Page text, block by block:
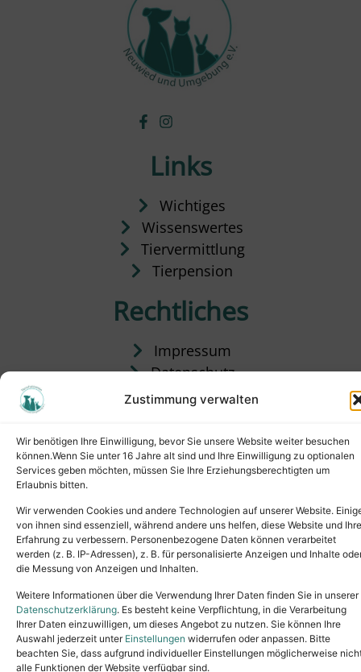
Zustimmung verwalten
Wir benötigen Ihre Einwilligung, bevor Sie unsere Website weiter besuchen
können.Wenn Sie unter 16 Jahre alt sind und Ihre Einwilligung zu optionalen
Services geben möchten, müssen Sie Ihre Erziehungsberechtigten um
Erlaubnis bitten.
Wir verwenden Cookies und andere Technologien auf unserer Website.
von ihnen sind essenziell, während andere uns helfen, diese Website und Ihre
Erfahrung zu verbessern. Personenbezogene Daten können verarbeitet
werden (z. B. IP-Adressen), z. B. für personalisierte Anzeigen und Inhalte
die Messung von Anzeigen und Inhalten.
Weitere Informationen über die Verwendung Ihrer Daten finden Sie in unserer
Datenschutzerklärung. Es besteht keine Verpflichtung, in die Verarbeitung
Ihrer Daten einzuwilligen, um dieses Angebot zu nutzen. Sie können Ihre
Auswahl jederzeit unter Einstellungen widerrufen oder anpassen. Bitte
beachten Sie, dass aufgrund individueller Einstellungen möglicherweise
alle Funktionen der Website verfügbar sind.
Links
Wichtiges
Wissenswertes
Tiervermittlung
Tierpension
Rechtliches
Impressum
Datenschutz
Satzung
Copyright © 2024. All rights reserved.
Tel.: (02631) 55356buero@tierheim-neuwied.de
Ludwigshof 1, 56567 Neuwied